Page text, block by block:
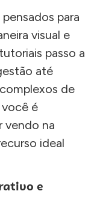
para
visual e
passo a
até
de
você é
vendo na
ideal
e